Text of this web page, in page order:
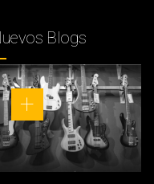
Blogs